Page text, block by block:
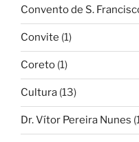
Convento de S.
Convite (1)
Coreto (1)
Cultura (13)
Dr. Vítor Pereira Nunes